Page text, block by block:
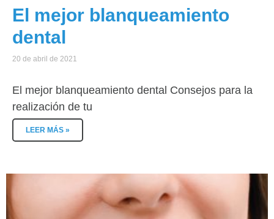
El mejor blanqueamiento
dental
20 de abril de 2021
El mejor blanqueamiento dental Consejos para la
realización de tu
LEER MÁS »